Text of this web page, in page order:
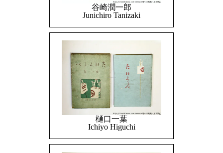
谷崎潤一郎
Junichiro Tanizaki
樋口一葉
Ichiyo Higuchi